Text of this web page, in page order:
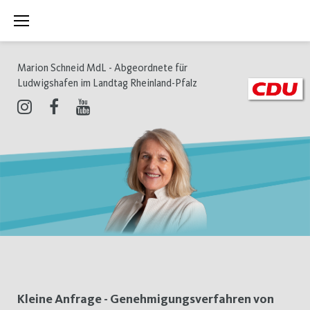
Inhalt
Marion Schneid MdL - Abgeordnete für
Ludwigshafen im Landtag Rheinland-Pfalz
Kleine Anfrage - Genehmigungsverfahren von